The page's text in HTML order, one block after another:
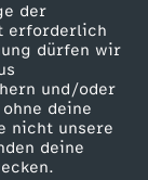
der
erforderlich
dürfen wir
und/oder
deine
nicht unsere
deine